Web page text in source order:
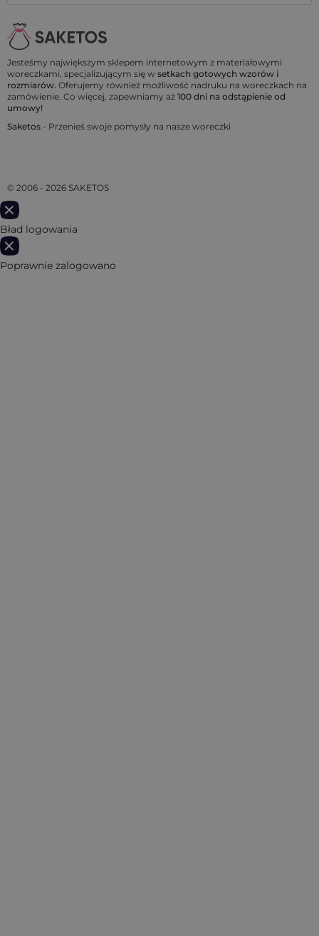
Jesteśmy największym sklepem internetowym z materiałowymi
woreczkami, specjalizującym się w setkach gotowych wzorów i
rozmiarów. Oferujemy również możliwość nadruku na woreczkach na
zamówienie. Co więcej, zapewniamy aż 100 dni na odstąpienie od
umowy!
Saketos - Przenieś swoje pomysły na nasze woreczki
© 2006 - 2026 SAKETOS
Bład logowania
Poprawnie zalogowano